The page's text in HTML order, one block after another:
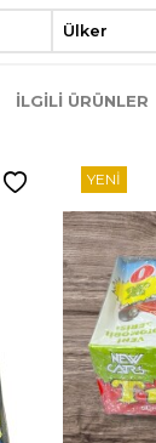
Ülker
İLGILI ÜRÜNLER
YENI